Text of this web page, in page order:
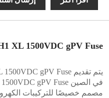
XL 1500VDC gPV Fuse
مصمم خصيصًا للتركيبات